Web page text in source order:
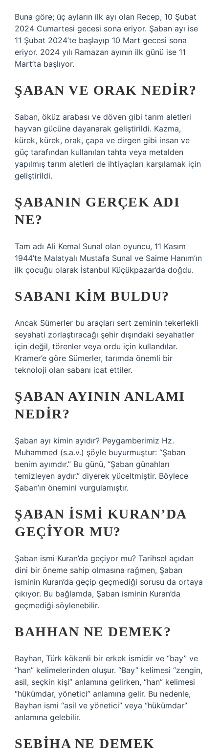
Buna göre; üç ayların ilk ayı olan Recep, 10 Şubat
2024 Cumartesi gecesi sona eriyor. Şaban ayı ise
11 Şubat 2024’te başlayıp 10 Mart gecesi sona
eriyor. 2024 yılı Ramazan ayının ilk günü ise 11
Mart’ta başlıyor.
ŞABAN VE ORAK NEDIR?
Saban, öküz arabası ve döven gibi tarım aletleri
hayvan gücüne dayanarak geliştirildi. Kazma,
kürek, kürek, orak, çapa ve dirgen gibi insan ve
güç tarafından kullanılan tahta veya metalden
yapılmış tarım aletleri de ihtiyaçları karşılamak için
geliştirildi.
ŞABANIN GERÇEK ADI
NE?
Tam adı Ali Kemal Sunal olan oyuncu, 11 Kasım
1944’te Malatyalı Mustafa Sunal ve Saime Hanım’ın
ilk çocuğu olarak İstanbul Küçükpazar’da doğdu.
SABANI KIM BULDU?
Ancak Sümerler bu araçları sert zeminin tekerlekli
seyahati zorlaştıracağı şehir dışındaki seyahatler
için değil, törenler veya ordu için kullandılar.
Kramer’e göre Sümerler, tarımda önemli bir
teknoloji olan sabanı icat ettiler.
ŞABAN AYININ ANLAMI
NEDIR?
Şaban ayı kimin ayıdır? Peygamberimiz Hz.
Muhammed (s.a.v.) şöyle buyurmuştur: “Şaban
benim ayımdır.” Bu günü, “Şaban günahları
temizleyen aydır.” diyerek yüceltmiştir. Böylece
Şaban’ın önemini vurgulamıştır.
ŞABAN ISMI KURAN’DA
GEÇIYOR MU?
Şaban ismi Kuran’da geçiyor mu? Tarihsel açıdan
dini bir öneme sahip olmasına rağmen, Şaban
isminin Kuran’da geçip geçmediği sorusu da ortaya
çıkıyor. Bu bağlamda, Şaban isminin Kuran’da
geçmediği söylenebilir.
BAHHAN NE DEMEK?
Bayhan, Türk kökenli bir erkek ismidir ve “bay” ve
“han” kelimelerinden oluşur. “Bay” kelimesi “zengin,
asil, seçkin kişi” anlamına gelirken, “han” kelimesi
“hükümdar, yönetici” anlamına gelir. Bu nedenle,
Bayhan ismi “asil ve yönetici” veya “hükümdar”
anlamına gelebilir.
SEBIHA NE DEMEK